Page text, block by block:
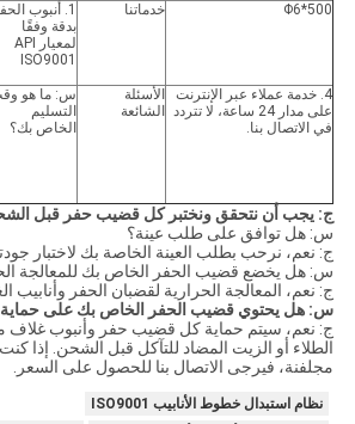
Φ6*500
خدماتنا
1. أنبوب
بدقة وفقًا
لمعيار API
ISO9001
4. خدمة عملاء عبر الإنترنت
على مدار 24 ساعة، لا تتردد
في الاتصال بنا.
الأسئلة
الشائعة
س: ما هو
التسليم
الخاص بك؟
ج: يجب أن نتحقق ونختبر كل قضيب حفر قبل
س: هل توافق على طلب عينة؟
ج: نعم، نرحب بطلب العينة الخاصة بك لاختبار
س: هل يخضع قضيب الحفر الخاص بك للمعالجة
ج: نعم، المعالجة الحرارية لقضبان الحفر وأنابيب
س: هل يحتوي قضيب الحفر الخاص بك على حماية
ج: نعم، سيتم حماية كل قضيب حفر وأنبوب
الطلاء أو الزيت المضاد للتآكل قبل الشحن. إذا
مجلفنة، فيرجى الاتصال بنا للحصول على السعر.
نظام استبدال خطوط الأنابيب ISO9001